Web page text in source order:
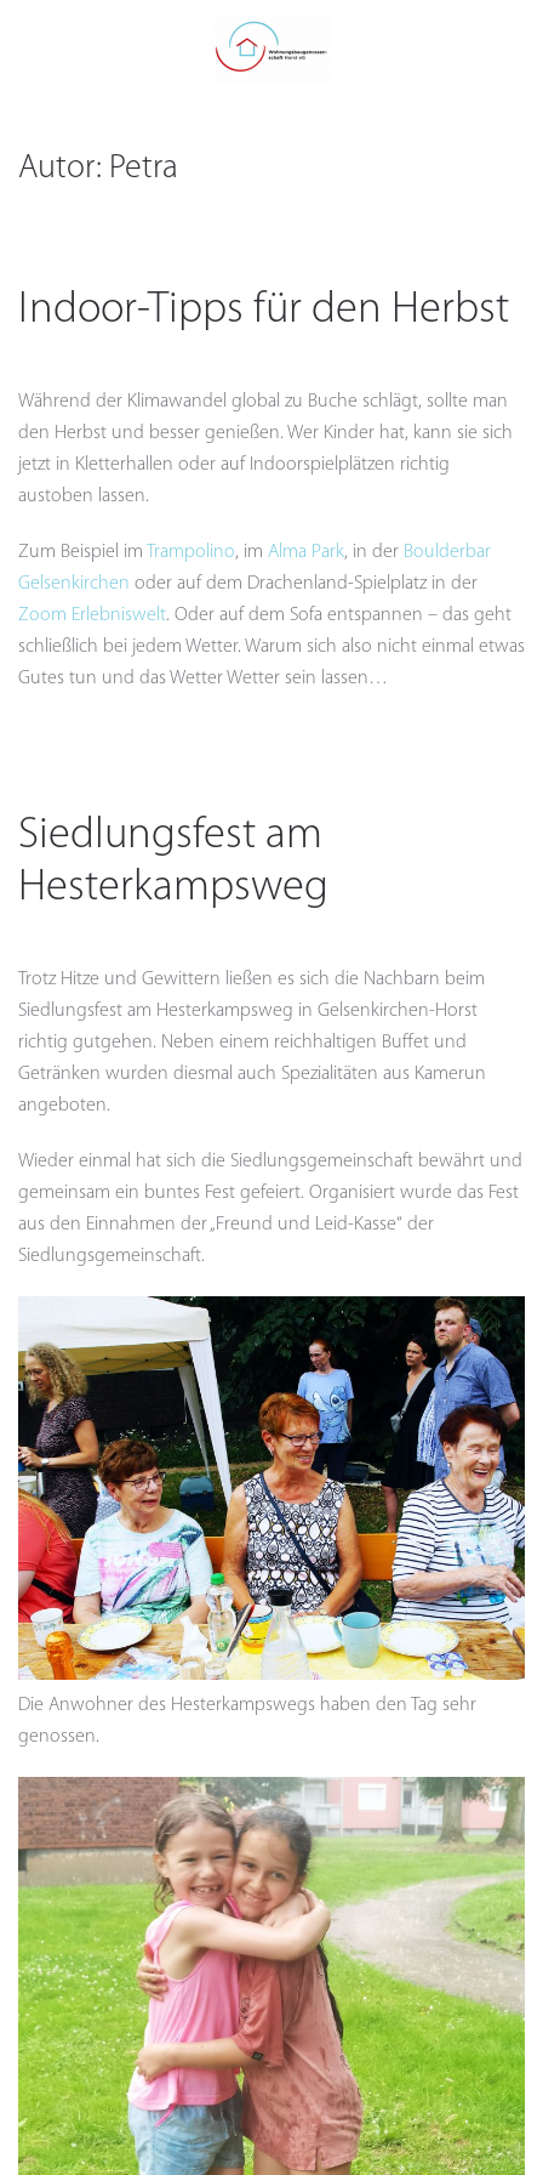
Autor: Petra
Indoor-Tipps für den Herbst
Während der Klimawandel global zu Buche schlägt, sollte man
den Herbst und besser genießen. Wer Kinder hat, kann sie sich
jetzt in Kletterhallen oder auf Indoorspielplätzen richtig
austoben lassen.
Zum Beispiel im Trampolino, im Alma Park, in der Boulderbar
Gelsenkirchen oder auf dem Drachenland-Spielplatz in der
Zoom Erlebniswelt. Oder auf dem Sofa entspannen – das geht
schließlich bei jedem Wetter. Warum sich also nicht einmal etwas
Gutes tun und das Wetter Wetter sein lassen…
Siedlungsfest am
Hesterkampsweg
Trotz Hitze und Gewittern ließen es sich die Nachbarn beim
Siedlungsfest am Hesterkampsweg in Gelsenkirchen-Horst
richtig gutgehen. Neben einem reichhaltigen Buffet und
Getränken wurden diesmal auch Spezialitäten aus Kamerun
angeboten.
Wieder einmal hat sich die Siedlungsgemeinschaft bewährt und
gemeinsam ein buntes Fest gefeiert. Organisiert wurde das Fest
aus den Einnahmen der „Freund und Leid-Kasse“ der
Siedlungsgemeinschaft.
Die Anwohner des Hesterkampswegs haben den Tag sehr
genossen.